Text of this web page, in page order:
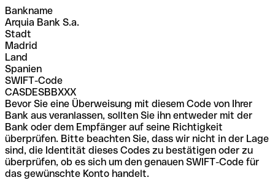
Bankname
Arquia Bank S.a.
Stadt
Madrid
Land
Spanien
SWIFT-Code
CASDESBBXXX
Bevor Sie eine Überweisung mit diesem Code von Ihrer
Bank aus veranlassen, sollten Sie ihn entweder mit der
Bank oder dem Empfänger auf seine Richtigkeit
überprüfen. Bitte beachten Sie, dass wir nicht in der Lage
sind, die Identität dieses Codes zu bestätigen oder zu
überprüfen, ob es sich um den genauen SWIFT-Code für
das gewünschte Konto handelt.